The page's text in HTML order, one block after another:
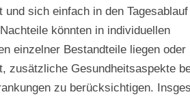
sich einfach in den Tagesablauf
könnten in individuellen
einzelner Bestandteile liegen oder
zusätzliche Gesundheitsaspekte
zu berücksichtigen.